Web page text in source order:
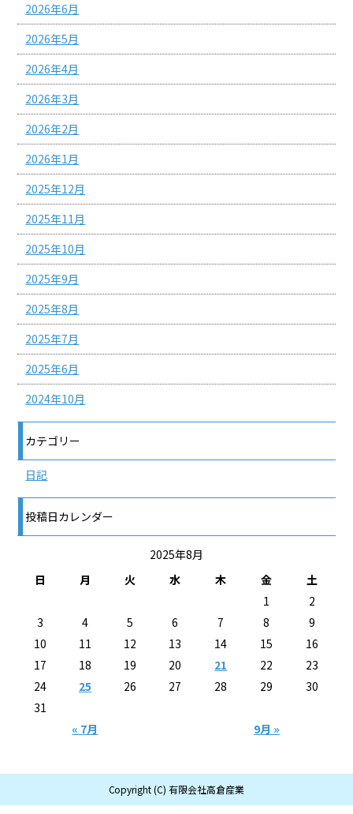
2026年6月
2026年5月
2026年4月
2026年3月
2026年2月
2026年1月
2025年12月
2025年11月
2025年10月
2025年9月
2025年8月
2025年7月
2025年6月
2024年10月
カテゴリー
日記
投稿日カレンダー
2025年8月
日
月 火 水 木 金 土
« 7月 9月 »
1
2
3
4 5 6 7 8
9
10
11 12 13 14 15
16
17
18 19 20 21 22
23
24
25 26 27 28 29
30
31
Copyright (C) 有限会社高倉産業